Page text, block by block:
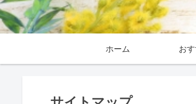
ホーム お